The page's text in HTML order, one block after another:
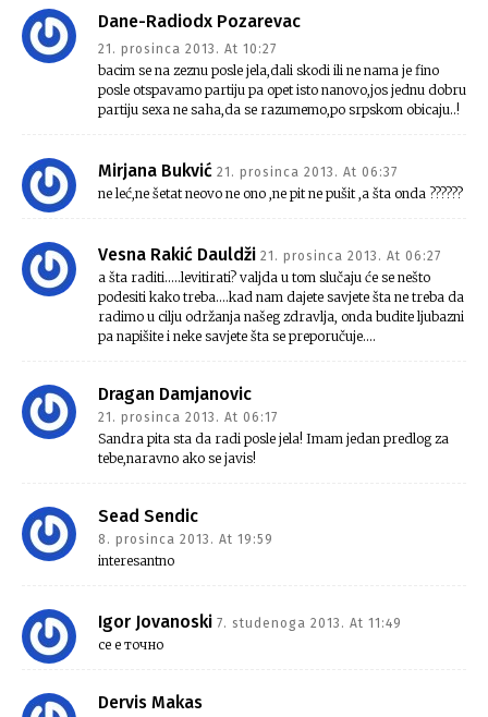
Dane-Radiodx Pozarevac
21. prosinca 2013. At 10:27
bacim se na zeznu posle jela,dali skodi ili ne nama je fino
posle otspavamo partiju pa opet isto nanovo,jos jednu dobru
partiju sexa ne saha,da se razumemo,po srpskom obicaju..!
Mirjana Bukvić 21. prosinca 2013. At 06:37
ne leć,ne šetat neovo ne ono ,ne pit ne pušit ,a šta onda ??????
Vesna Rakić Dauldži 21. prosinca 2013. At 06:27
a šta raditi…..levitirati? valjda u tom slučaju će se nešto
podesiti kako treba….kad nam dajete savjete šta ne treba da
radimo u cilju održanja našeg zdravlja, onda budite ljubazni
pa napišite i neke savjete šta se preporučuje….
Dragan Damjanovic
21. prosinca 2013. At 06:17
Sandra pita sta da radi posle jela! Imam jedan predlog za
tebe,naravno ako se javis!
Sead Sendic
8. prosinca 2013. At 19:59
interesantno
Igor Jovanoski 7. studenoga 2013. At 11:49
се е точно
Dervis Makas